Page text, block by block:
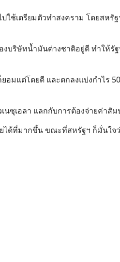
ใช้เตรียมตัวทำสงคราม โดยสห
บริษัทน้ำมันต่างชาติอยู่ดี ทำให้รัฐ
มแต่โดยดี และตกลงแบ่งกำไร
นซุเอลา แลกกับการต้องจ่ายค่าสั
ได้ที่มากขึ้น ขณะที่สหรัฐฯ ก็มั่นใ